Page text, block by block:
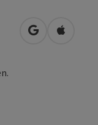
in Google
in